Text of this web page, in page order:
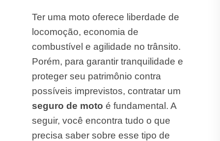
Ter uma moto oferece liberdade de
locomoção, economia de
combustível e agilidade no trânsito.
Porém, para garantir tranquilidade e
proteger seu patrimônio contra
possíveis imprevistos, contratar um
seguro de moto é fundamental. A
seguir, você encontra tudo o que
precisa saber sobre esse tipo de